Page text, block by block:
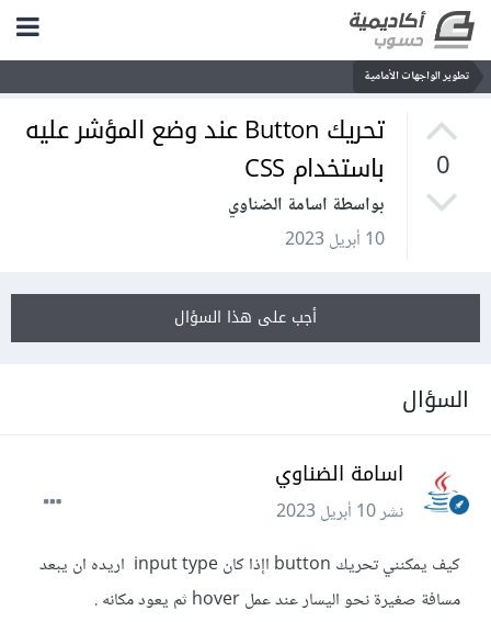
تطوير الواجهات الأمامية
0
تحريك Button عند وضع المؤشر عليه
باستخدام CSS
بواسطة اسامة الضناوي
10 أبريل 2023
أجب على هذا السؤال
السؤال
اسامة الضناوي
نشر10 أبريل 2023
كيف يمكنني تحريك button اإذا كان input type اريده ان يبعد
مسافة صغيرة نحو اليسار عند عمل hover ثم يعود مكانه .